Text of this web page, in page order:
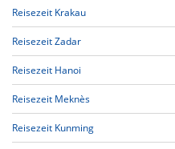
Reisezeit Krakau
Reisezeit Zadar
Reisezeit Hanoi
Reisezeit Meknès
Reisezeit Kunming